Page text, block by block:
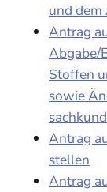
und
Antrag
Abgabe/
Stoffen
sowie
Antrag
stellen
Antrag